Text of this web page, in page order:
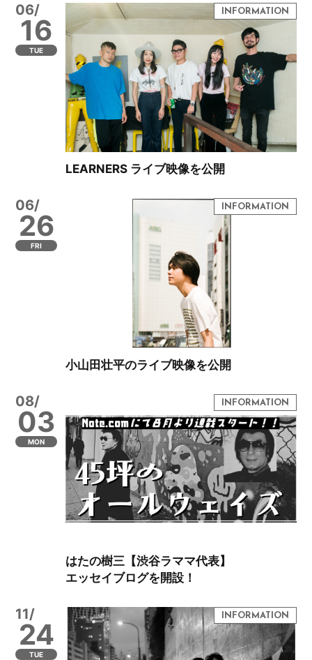
06/
16
TUE
LEARNERS ライブ映像を公開
06/
26
FRI
小山田壮平のライブ映像を公開
08/
03
MON
はたの樹三【渋谷ラママ代表】
エッセイブログを開設！
11/
24
TUE